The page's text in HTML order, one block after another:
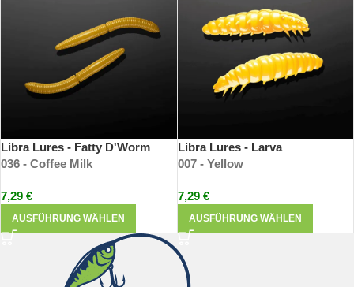
Libra Lures - Fatty D'Worm
036 - Coffee Milk
7,29 €
AUSFÜHRUNG WÄHLEN
Libra Lures - Larva
007 - Yellow
7,29 €
AUSFÜHRUNG WÄHLEN